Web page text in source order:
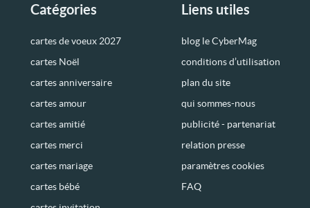
Catégories
cartes de voeux 2027
cartes Noël
cartes anniversaire
cartes amour
cartes amitié
cartes merci
cartes mariage
cartes bébé
Liens utiles
blog le CyberMag
conditions d’utilisation
plan du site
qui sommes-nous
publicité - partenariat
relation presse
paramètres cookies
FAQ